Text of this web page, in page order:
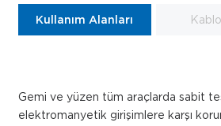
Kullanım Alanları Kablo
Gemi ve yüzen tüm araçlarda sabit
elektromanyetik girişimlere karşı